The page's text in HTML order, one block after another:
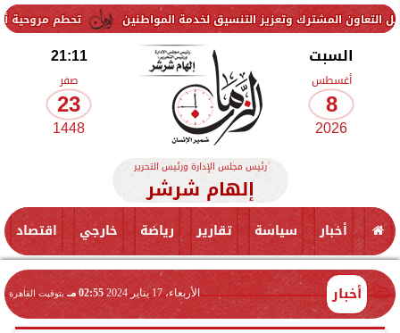
تحطم مروحية أثناء مكافحة وتعزيز التنسيق لخدمة المواطنين
السبت
أغسطس
8
2026
21:11
صفر
23
1448
رئيس مجلس الإدارة ورئيس التحرير
إلهام شرشر
أخبار سياسة تقارير رياضة خارجي اقتصاد
أخبار الأربعاء، 17 يناير 2024 02:55 مـ بتوقيت القاهرة